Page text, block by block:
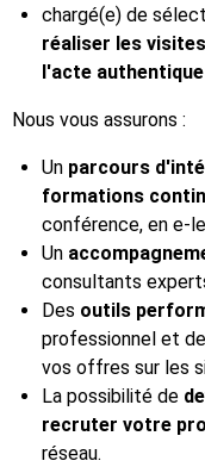
chargé(e) de
réaliser les visites
l'acte authentique
Nous vous assurons :
Un parcours
formations
conférence, en e-
Un
consultants
Des outils
professionnel et
vos offres sur les
La possibilité de
recruter votre
réseau.